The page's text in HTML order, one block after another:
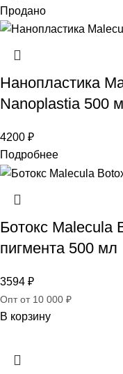
Продано
Нанопластика
Nanoplastia 500
4200 ₽
Подробнее
Ботокс Malecula
пигмента 500 мл
3594 ₽
Опт от 10 000 ₽
В корзину